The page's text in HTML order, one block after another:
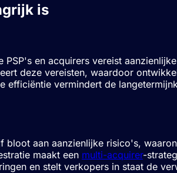
is
en acquirers vereist
deze vereisten, waardoor
efficiëntie vermindert de
bloot aan aanzienlijke risico's,
maakt een multi-acquirer-
en stelt verkopers in staat de